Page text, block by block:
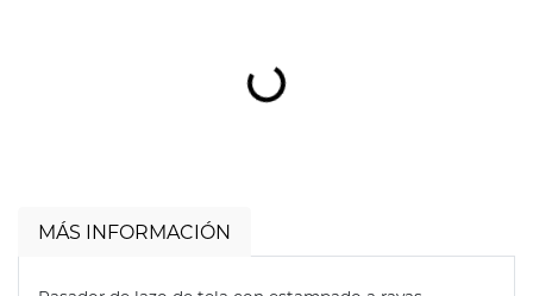
Cargando...
MÁS INFORMACIÓN